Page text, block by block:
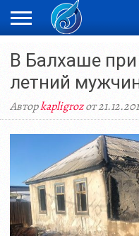
ЖАҢАЛЫҚТАР
НОВОСТИ
ВИДЕО
ФОТОРЕПОРТАЖИ
ОРКЕН
В Балхаше
летний
Авторkapligrozот